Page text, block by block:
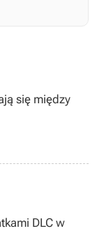
się między
DLC w